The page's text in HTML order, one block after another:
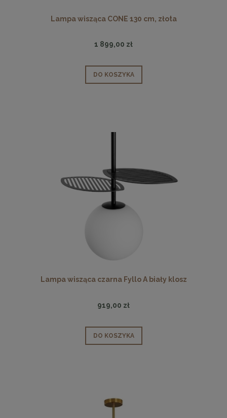
Lampa wisząca CONE 130 cm, złota
1 899,00 zł
DO KOSZYKA
Lampa wisząca czarna Fyllo A biały klosz
919,00 zł
DO KOSZYKA